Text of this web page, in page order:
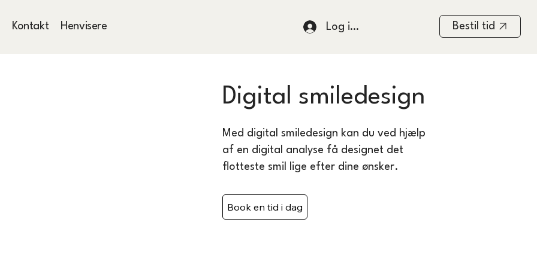
Kontakt Henvisere Log ind Bestil tid
Digital smiledesign
Med digital smiledesign kan du ved hjælp
af en digital analyse få designet det
flotteste smil lige efter dine ønsker.